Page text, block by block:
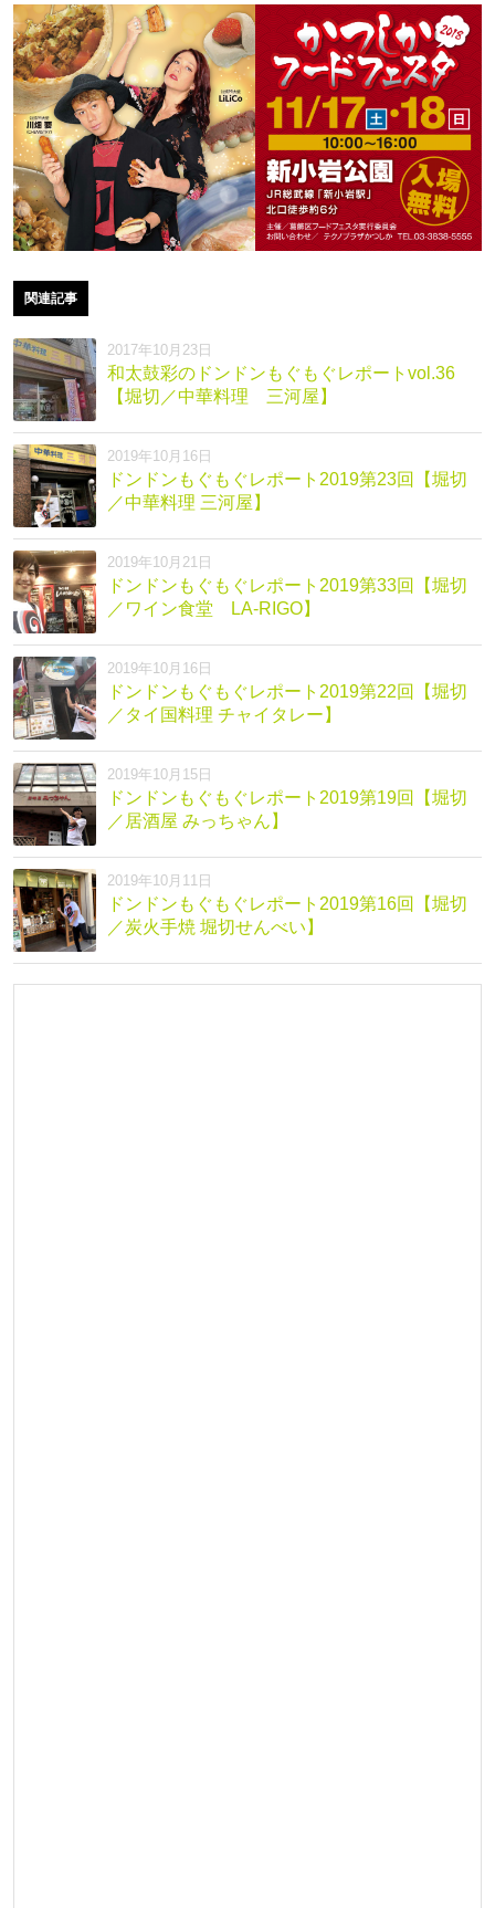
関連記事
2017年10月23日
和太鼓彩のドンドンもぐもぐレポートvol.36
【堀切／中華料理 三河屋】
2019年10月16日
ドンドンもぐもぐレポート2019第23回【堀切
／中華料理 三河屋】
2019年10月21日
ドンドンもぐもぐレポート2019第33回【堀切
／ワイン食堂 LA-RIGO】
2019年10月16日
ドンドンもぐもぐレポート2019第22回【堀切
／タイ国料理 チャイタレー】
2019年10月15日
ドンドンもぐもぐレポート2019第19回【堀切
／居酒屋 みっちゃん】
2019年10月11日
ドンドンもぐもぐレポート2019第16回【堀切
／炭火手焼 堀切せんべい】